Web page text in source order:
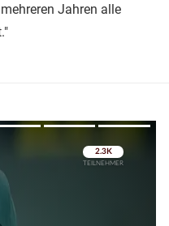
Jahren alle
Überspringen